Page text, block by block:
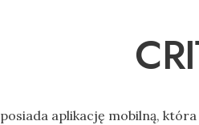
posiada aplikację mobilną,